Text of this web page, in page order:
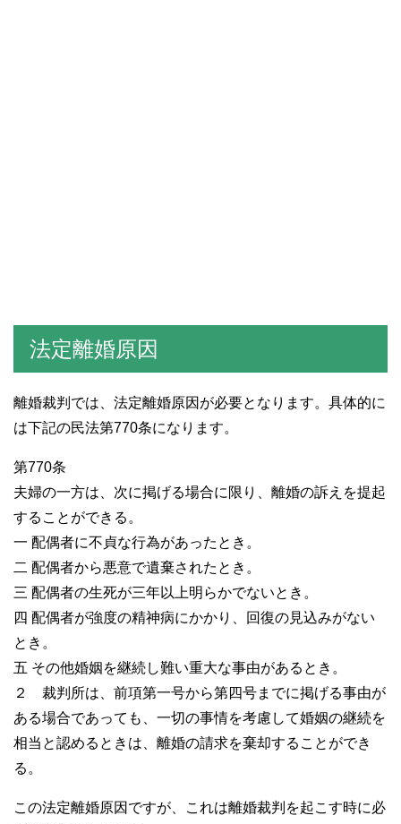
法定離婚原因
離婚裁判では、法定離婚原因が必要となります。具体的に
は下記の民法第770条になります。
第770条
夫婦の一方は、次に掲げる場合に限り、離婚の訴えを提起
することができる。
一 配偶者に不貞な行為があったとき。
二 配偶者から悪意で遺棄されたとき。
三 配偶者の生死が三年以上明らかでないとき。
四 配偶者が強度の精神病にかかり、回復の見込みがない
とき。
五 その他婚姻を継続し難い重大な事由があるとき。
２ 裁判所は、前項第一号から第四号までに掲げる事由が
ある場合であっても、一切の事情を考慮して婚姻の継続を
相当と認めるときは、離婚の請求を棄却することができ
る。
この法定離婚原因ですが、これは離婚裁判を起こす時に必